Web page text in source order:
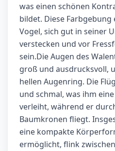
was einen schönen
bildet. Diese
Vogel, sich gut in seiner
verstecken und vor
sein.Die Augen des
groß und ausdrucksvoll,
hellen Augenring. Die
und schmal, was ihm
verleiht, während er
Baumkronen fliegt.
eine kompakte
ermöglicht, flink